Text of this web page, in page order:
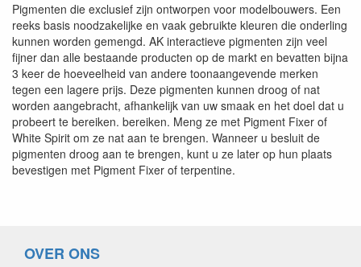
Pigmenten die exclusief zijn ontworpen voor modelbouwers. Een
reeks basis noodzakelijke en vaak gebruikte kleuren die onderling
kunnen worden gemengd. AK interactieve pigmenten zijn veel
fijner dan alle bestaande producten op de markt en bevatten bijna
3 keer de hoeveelheid van andere toonaangevende merken
tegen een lagere prijs. Deze pigmenten kunnen droog of nat
worden aangebracht, afhankelijk van uw smaak en het doel dat u
probeert te bereiken. bereiken. Meng ze met Pigment Fixer of
White Spirit om ze nat aan te brengen. Wanneer u besluit de
pigmenten droog aan te brengen, kunt u ze later op hun plaats
bevestigen met Pigment Fixer of terpentine.
OVER ONS